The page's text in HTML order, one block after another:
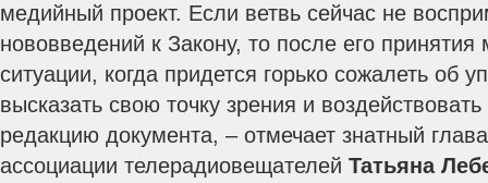
медийный проект. Если ветвь сейчас не
нововведений к Закону, то после его
ситуации, когда придется горько сожалеть об
высказать свою точку зрения и
редакцию документа, – отмечает знатный
ассоциации телерадиовещателей Татьяна